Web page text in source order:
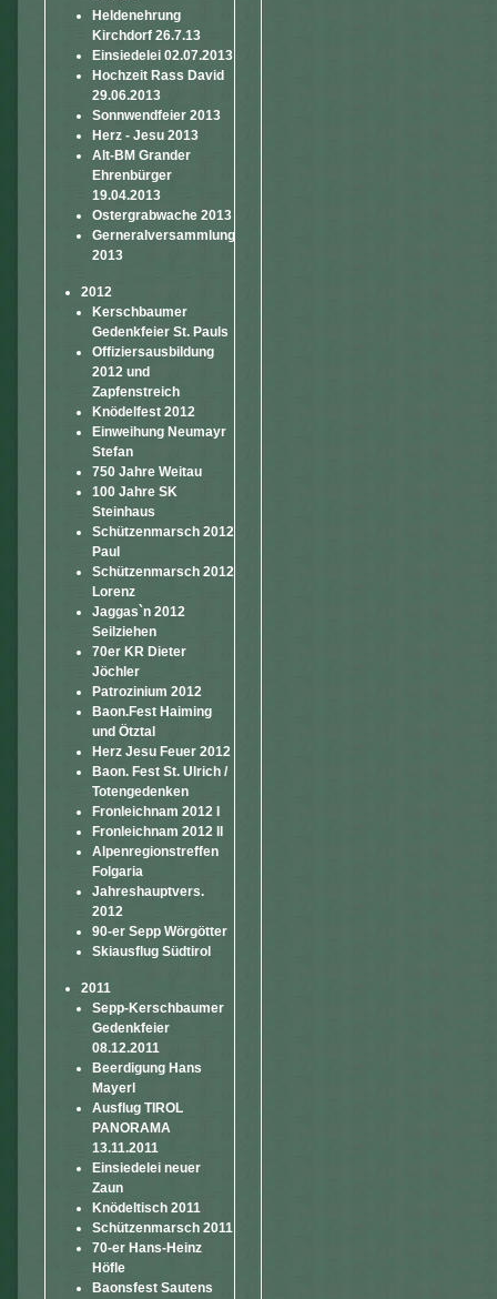
Heldenehrung
Kirchdorf 26.7.13
Einsiedelei 02.07.2013
Hochzeit Rass David
29.06.2013
Sonnwendfeier 2013
Herz - Jesu 2013
Alt-BM Grander
Ehrenbürger
19.04.2013
Ostergrabwache 2013
Gerneralversammlung
2013
2012
Kerschbaumer
Gedenkfeier St. Pauls
Offiziersausbildung
2012 und
Zapfenstreich
Knödelfest 2012
Einweihung Neumayr
Stefan
750 Jahre Weitau
100 Jahre SK
Steinhaus
Schützenmarsch 2012
Paul
Schützenmarsch 2012
Lorenz
Jaggas`n 2012
Seilziehen
70er KR Dieter
Jöchler
Patrozinium 2012
Baon.Fest Haiming
und Ötztal
Herz Jesu Feuer 2012
Baon. Fest St. Ulrich /
Totengedenken
Fronleichnam 2012 I
Fronleichnam 2012 II
Alpenregionstreffen
Folgaria
Jahreshauptvers.
2012
90-er Sepp Wörgötter
Skiausflug Südtirol
2011
Sepp-Kerschbaumer
Gedenkfeier
08.12.2011
Beerdigung Hans
Mayerl
Ausflug TIROL
PANORAMA
13.11.2011
Einsiedelei neuer
Zaun
Knödeltisch 2011
Schützenmarsch 2011
70-er Hans-Heinz
Höfle
Baonsfest Sautens